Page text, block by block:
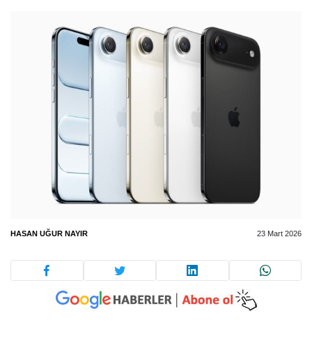
HASAN UĞUR NAYIR 23 Mart 2026